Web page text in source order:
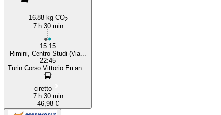
16.88 kg CO2
7 h 30 min
15:15
Rimini, Centro Studi (Via...
22:45
Turin Corso Vittorio Eman...
diretto
7 h 30 min
46,98 €